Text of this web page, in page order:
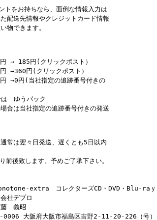
トをお持ちなら、面倒な情報入力は
配送先情報やクレジットカード情報
物できます。
→ 185円(クリックポスト）
→360円(クリックポスト）
→0円(当社指定の追跡番号付きの
は ゆうパック
場合は当社指定の追跡番号付きの発送
常は翌々日発送、遅くとも5日以内
前後致します。予めご了承下さい。
extra コレクターズCD・DVD・Blu-raｙ
社デプロ
藤 義昭
0006 大阪府大阪市福島区吉野2-11-20-226（号）